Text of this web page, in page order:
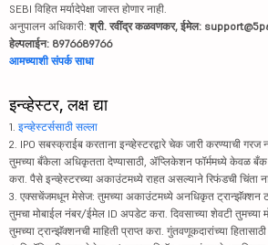
SEBI विहित मर्यादेपेक्षा जास्त होणार नाही.
अनुपालन अधिकारी: श्री. रवींद्र कळवणकर, ईमेल:
हेल्पलाईन: 8976689766
आमच्याशी संपर्क साधा
इन्व्हेस्टर, लक्ष द्या
1. इन्व्हेस्टर्ससाठी सल्ला
2. IPO सबस्क्राईब करताना इन्व्हेस्टरद्वारे चेक जारी करण्याची गरज
तुमच्या बँकेला अधिकृतता देण्यासाठी, ॲप्लिकेशन फॉर्ममध्ये केवळ बँक
करा. पैसे इन्व्हेस्टरच्या अकाउंटमध्ये राहत असल्याने रिफंडची चिंता
3. एक्सचेंजमधून मेसेज: तुमच्या अकाउंटमध्ये अनधिकृत ट्रान्झॅक्शन
तुमचा मोबाईल नंबर/ईमेल ID अपडेट करा. दिवसाच्या शेवटी
तुमच्या ट्रान्झॅक्शनची माहिती प्राप्त करा. गुंतवणूकदारांच्या